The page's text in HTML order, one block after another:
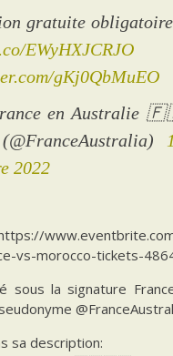
gratuite
EWyHXJCRJO
gKj0QbMuEO
en Australie
2022
vs-morocco-tickets-
sous la signature
sa description: